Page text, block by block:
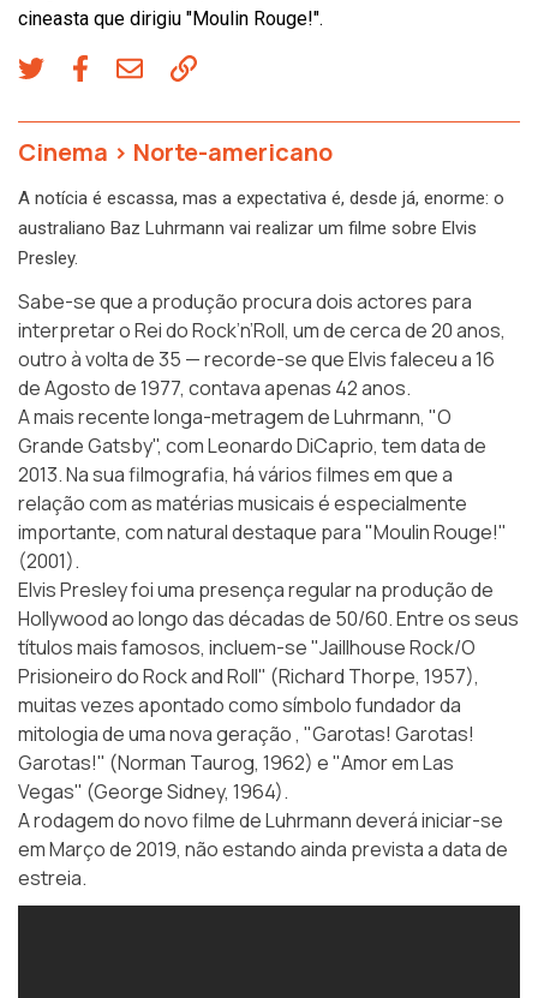
cineasta que dirigiu "Moulin Rouge!".
Cinema > Norte-americano
A notícia é escassa, mas a expectativa é, desde já, enorme: o
australiano Baz Luhrmann vai realizar um filme sobre Elvis
Presley.
Sabe-se que a produção procura dois actores para
interpretar oRei do Rock’n’Roll, um de cerca de 20 anos,
outro à volta de 35 — recorde-se que Elvis faleceu a 16
de Agosto de 1977, contava apenas 42 anos.
A mais recente longa-metragem de Luhrmann, "O
Grande Gatsby", com Leonardo DiCaprio, tem data de
2013. Na sua filmografia, há vários filmes em que a
relação com as matérias musicais é especialmente
importante, com natural destaque para "Moulin Rouge!"
(2001).
Elvis Presley foi uma presença regular na produção de
Hollywood ao longo das décadas de 50/60. Entre os seus
títulos mais famosos, incluem-se "Jaillhouse Rock/O
Prisioneiro do Rock and Roll" (Richard Thorpe, 1957),
muitas vezes apontado como símbolo fundador da
mitologia de uma nova geração , "Garotas! Garotas!
Garotas!" (Norman Taurog, 1962) e "Amor em Las
Vegas" (George Sidney, 1964).
A rodagem do novo filme de Luhrmann deverá iniciar-se
em Março de 2019, não estando ainda prevista a data de
estreia.